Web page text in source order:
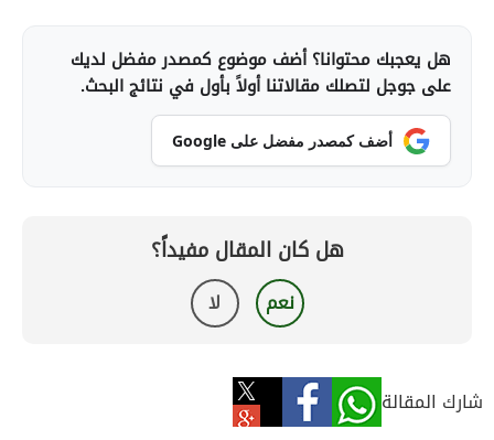
هل يعجبك محتوانا؟ أضف موضوع كمصدر مفضل لديك
على جوجل لتصلك مقالاتنا أولاً بأول في نتائج البحث.
أضف كمصدر مفضل على Google
هل كان المقال مفيداً؟
نعم لا
شارك المقالة